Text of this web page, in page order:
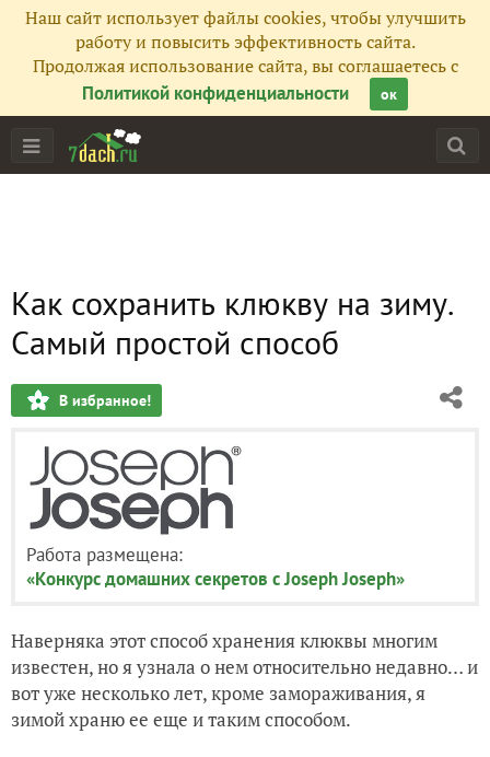
Наш сайт использует файлы cookies, чтобы улучшить
работу и повысить эффективность сайта.
Продолжая использование сайта, вы соглашаетесь с
Политикой конфиденциальности
ок
Как сохранить клюкву на зиму.
Самый простой способ
В избранное!
Работа размещена:
«Конкурс домашних секретов с Joseph Joseph»
Наверняка этот способ хранения клюквы многим
известен, но я узнала о нем относительно недавно… и
вот уже несколько лет, кроме замораживания, я
зимой храню ее еще и таким способом.